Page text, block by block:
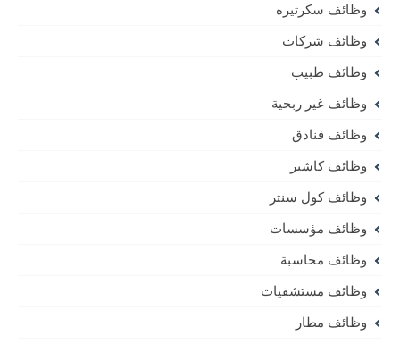
وظائف سكرتيره
وظائف شركات
وظائف طبيب
وظائف غير ربحية
وظائف فنادق
وظائف كاشير
وظائف كول سنتر
وظائف مؤسسات
وظائف محاسبة
وظائف مستشفيات
وظائف مطار